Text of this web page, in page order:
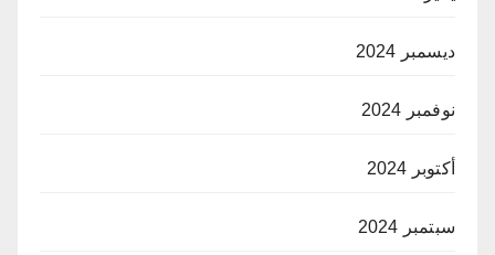
ديسمبر 2024
نوفمبر 2024
أكتوبر 2024
سبتمبر 2024